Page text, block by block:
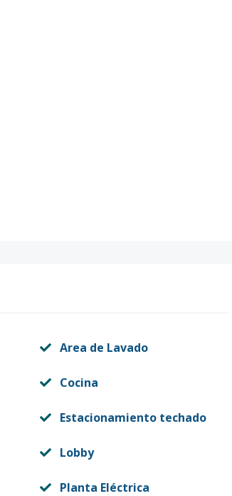
Area de Lavado
Cocina
Estacionamiento techado
Lobby
Planta Eléctrica